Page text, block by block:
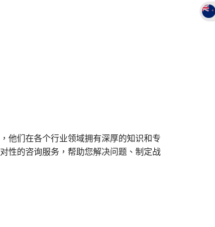
他们在各个行业领域拥有深厚的知识和专
性的咨询服务，帮助您解决问题、制定战